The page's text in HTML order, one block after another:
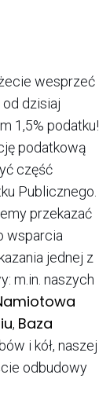
wesprzeć
dzisiaj
1,5% podatku!
podatkową
część
Publicznego.
przekazać
wsparcia
jednej z
m.in. naszych
, Baza
i kół, naszej
odbudowy